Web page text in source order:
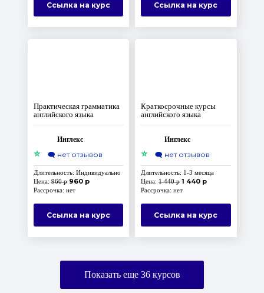
Ссылка на курс Ссылка на курс
Практическая грамматика
английского языка
Инглекс
⭐ 🗨️ нет отзывов
Длительность: Индивидуально
Цена:960 р 960 р
Рассрочка: нет
Ссылка на курс
Краткосрочные курсы
английского языка
Инглекс
⭐ 🗨️ нет отзывов
Длительность: 1-3 месяца
Цена: 1 440 р 1 440 р
Рассрочка: нет
Ссылка на курс
Показать еще 36курсов